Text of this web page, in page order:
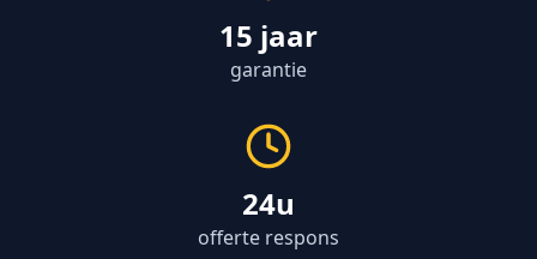
15 jaar
garantie
24u
offerte respons